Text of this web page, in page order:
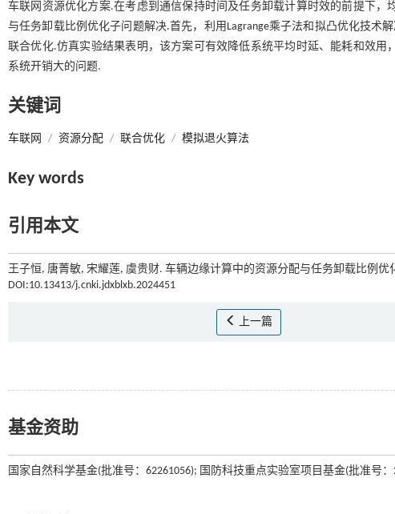
车联网资源优化方案.在考虑到通信保持时间及任务卸载计算时效的前提下
与任务卸载比例优化子问题解决.首先，利用Lagrange乘子法和拟凸优化技术
联合优化.仿真实验结果表明，该方案可有效降低系统平均时延、能耗和效
系统开销大的问题.
关键词
车联网 / 资源分配 / 联合优化 / 模拟退火算法
Key words
引用本文
王子恒, 唐菁敏, 宋耀莲, 虞贵财. 车辆边缘计算中的资源分配与任务卸载比例优
DOI:10.13413/j.cnki.jdxblxb.2024451
上一篇
基金资助
国家自然科学基金(批准号：62261056); 国防科技重点实验室项目基金(批准号：